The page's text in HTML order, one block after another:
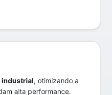
industrial, otimizando a
alta performance.